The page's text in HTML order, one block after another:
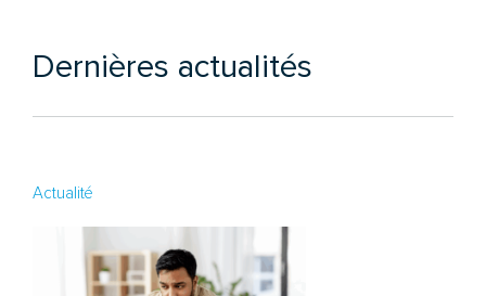
Dernières actualités
Actualité